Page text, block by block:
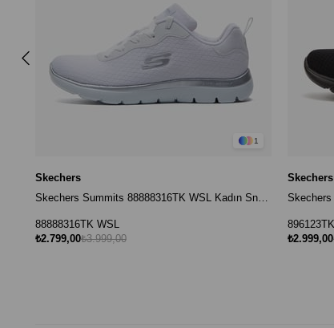
1
Skechers
Skechers Summits 88888316TK WSL Kadın Sneaker - Beyaz
88888316TK WSL
₺2.799,00₺3.999,00
Skechers
₺2.999,00